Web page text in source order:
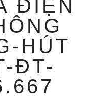
ĐIỆN
HÚT
ĐT-